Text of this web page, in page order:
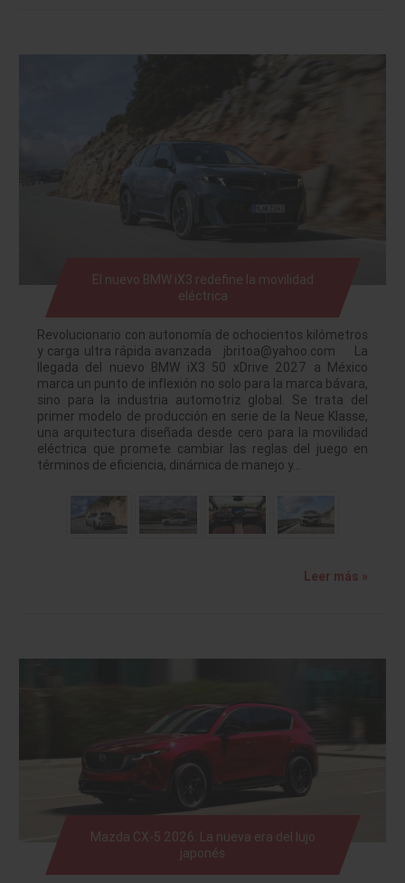
El nuevo BMW iX3 redefine la movilidad
eléctrica
Revolucionario con autonomía de ochocientos kilómetros
y carga ultra rápida avanzada jbritoa@yahoo.com La
llegada del nuevo BMW iX3 50 xDrive 2027 a México
marca un punto de inflexión no solo para la marca bávara,
sino para la industria automotriz global. Se trata del
primer modelo de producción en serie de la Neue Klasse,
una arquitectura diseñada desde cero para la movilidad
eléctrica que promete cambiar las reglas del juego en
términos de eficiencia, dinámica de manejo y…
Leer más »
Mazda CX-5 2026: La nueva era del lujo
japonés